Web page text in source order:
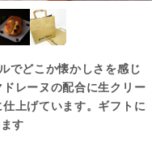
でどこか懐かしさを感じ
レーヌの配合に生クリー
上げています。ギフトに
す